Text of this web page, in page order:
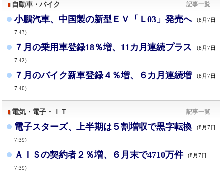
自動車・バイク 記事一覧
小鵬汽車、中国製の新型ＥＶ「Ｌ03」発売へ (8月7日
7:43)
７月の乗用車登録18％増、11カ月連続プラス (8月7日
7:42)
７月のバイク新車登録４％増、６カ月連続増 (8月7日
7:40)
電気・電子・ＩＴ 記事一覧
電子スターズ、上半期は５割増収で黒字転換 (8月7日
7:39)
ＡＩＳの契約者２％増、６月末で4710万件 (8月7日
7:39)